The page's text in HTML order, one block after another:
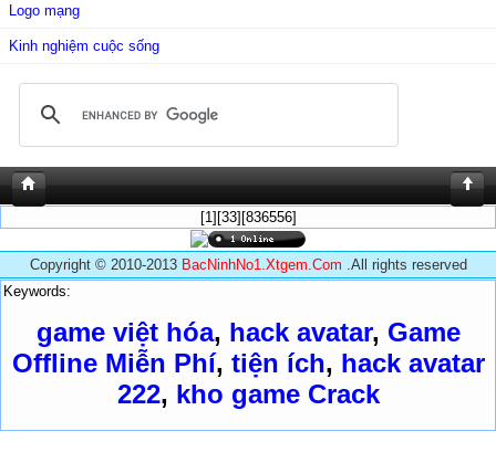
Logo mạng
Kinh nghiệm cuộc sống
[1][33][836556]
Copyright © 2010-2013 BacNinhNo1.Xtgem.Com .All rights reserved
Keywords:
game việt hóa, hack avatar, Game
Offline Miễn Phí, tiện ích, hack avatar
222, kho game Crack